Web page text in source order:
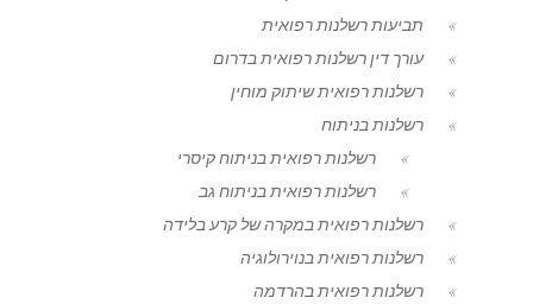
תביעות רשלנות רפואית
עורך דין רשלנות רפואית בדרום
רשלנות רפואית שיתוק מוחין
רשלנות בניתוח
רשלנות רפואית בניתוח קיסרי
רשלנות רפואית בניתוח גב
רשלנות רפואית במקרה של קרע בלידה
רשלנות רפואית בנוירולוגיה
רשלנות רפואית בהרדמה